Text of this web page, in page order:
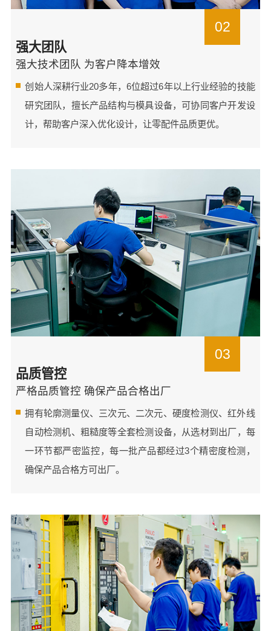
02
强大团队
强大技术团队 为客户降本增效
创始人深耕行业20多年，6位超过6年以上行业经验的技能
研究团队，擅长产品结构与模具设备，可协同客户开发设
计，帮助客户深入优化设计，让零配件品质更优。
03
品质管控
严格品质管控 确保产品合格出厂
拥有轮廓测量仪、三次元、二次元、硬度检测仪、红外线
自动检测机、粗糙度等全套检测设备，从选材到出厂，每
一环节都严密监控，每一批产品都经过3个精密度检测，
确保产品合格方可出厂。